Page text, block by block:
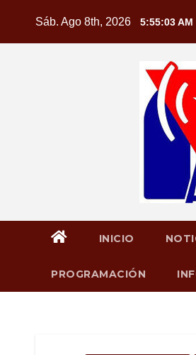
Sáb. Ago 8th, 2026 5:55:03 AM
INICIO
PROGRAMACIÓN